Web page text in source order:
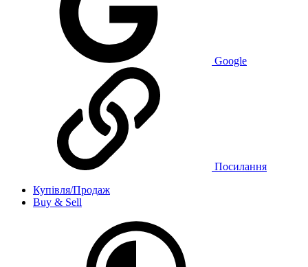
Google
Посилання
Купівля/Продаж
Buy & Sell